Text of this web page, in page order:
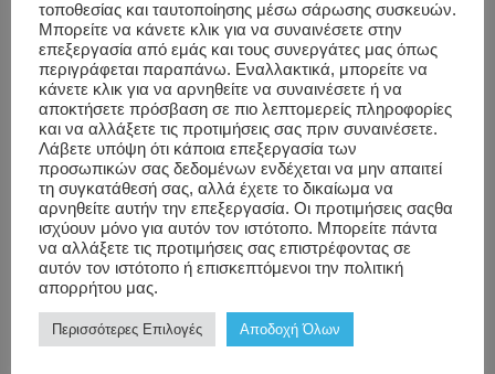
get to sleep. For more natural ways to get better
sleep, try these seven […]
Workwell
Blog,Sleep,
Sleep & Our
Life,Wellbeing,
Wellness
Programs,
Wellness
Trends & Facts
Yoga
bettersleep,
corporate
wellness,Sleep
wellbeing,
WellnessFacts
WorkWell,
τοποθεσίας και ταυτοποίησης μέσω σάρωσης συσκευών.
Μπορείτε να κάνετε κλικ για να συναινέσετε στην
επεξεργασία από εμάς και τους συνεργάτες μας όπως
περιγράφεται παραπάνω. Εναλλακτικά, μπορείτε να
κάνετε κλικ για να αρνηθείτε να συναινέσετε ή να
αποκτήσετε πρόσβαση σε πιο λεπτομερείς πληροφορίες
και να αλλάξετε τις προτιμήσεις σας πριν συναινέσετε.
Λάβετε υπόψη ότι κάποια επεξεργασία των
προσωπικών σας δεδομένων ενδέχεται να μην απαιτεί
τη συγκατάθεσή σας, αλλά έχετε το δικαίωμα να
αρνηθείτε αυτήν την επεξεργασία. Οι προτιμήσεις σαςθα
ισχύουν μόνο για αυτόν τον ιστότοπο. Μπορείτε πάντα
να αλλάξετε τις προτιμήσεις σας επιστρέφοντας σε
αυτόν τον ιστότοπο ή επισκεπτόμενοι την πολιτική
απορρήτου μας.
Περισσότερες Επιλογές Αποδοχή Όλων